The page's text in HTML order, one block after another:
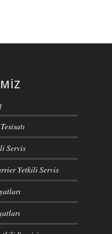
Servis
Yetkili Servis